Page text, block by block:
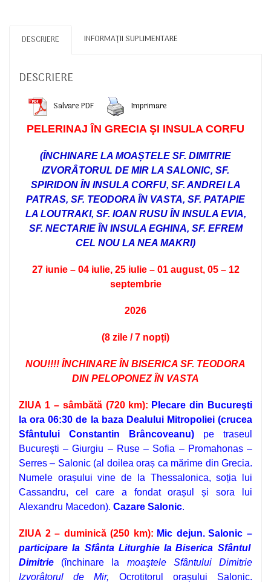
DESCRIERE INFORMAȚII SUPLIMENTARE
DESCRIERE
Salvare PDF Imprimare
PELERINAJÎN GRECIA ŞI INSULA CORFU
(ÎNCHINARE LA MOAȘTELE SF. DIMITRIE
IZVORÂTORUL DE MIR LA SALONIC, SF.
SPIRIDON ÎN INSULA CORFU, SF. ANDREI LA
PATRAS, SF. TEODORA ÎN VASTA, SF. PATAPIE
LA LOUTRAKI, SF. IOAN RUSU ÎN INSULA EVIA,
SF. NECTARIE ÎN INSULA EGHINA, SF. EFREM
CEL NOU LA NEA MAKRI)
27 iunie – 04 iulie, 25 iulie – 01 august, 05 – 12
septembrie
2026
(8 zile / 7 nopți)
NOU!!!! ÎNCHINARE ÎN BISERICA SF. TEODORA
DIN PELOPONEZ ÎN VASTA
ZIUA 1 – sâmbătă (720 km): Plecare din Bucureşti
la ora 06:30 de la baza Dealului Mitropoliei (crucea
Sfântului Constantin Brâncoveanu) pe traseul
Bucureşti – Giurgiu – Ruse – Sofia – Promahonas –
Serres – Salonic (al doilea oraș ca mărime din Grecia.
Numele orașului vine de la Thessalonica, soția lui
Cassandru, cel care a fondat orașul și sora lui
Alexandru Macedon). Cazare Salonic.
ZIUA 2 – duminică (250 km): Mic dejun. Salonic –
participare la Sfânta Liturghie la Biserica Sfântul
Dimitrie (închinare la moaştele Sfântului Dimitrie
Izvorâtorul de Mir, Ocrotitorul orașului Salonic.